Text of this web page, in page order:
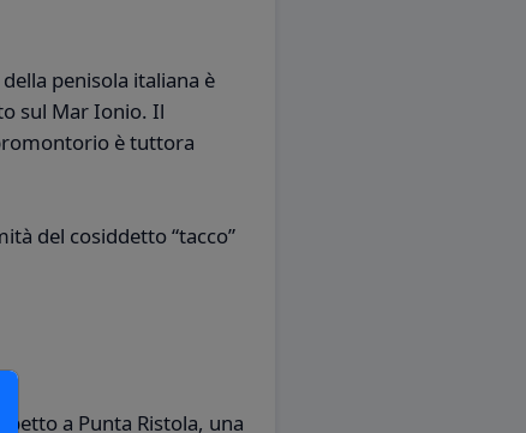
penisola italiana è
sul Mar Ionio. Il
è tuttora
del cosiddetto “tacco”
a Punta Ristola, una